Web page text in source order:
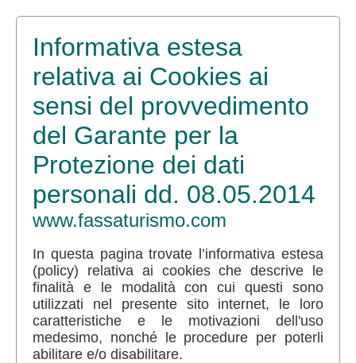
Informativa estesa
relativa ai Cookies ai
sensi del provvedimento
del Garante per la
Protezione dei dati
personali dd. 08.05.2014
www.fassaturismo.com
In questa pagina trovate l’informativa estesa
(policy) relativa ai cookies che descrive le
finalità e le modalità con cui questi sono
utilizzati nel presente sito internet, le loro
caratteristiche e le motivazioni dell'uso
medesimo, nonché le procedure per poterli
abilitare e/o disabilitare.